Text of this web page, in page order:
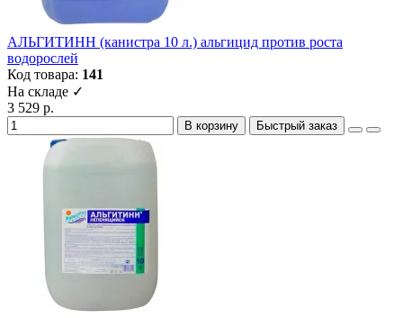
АЛЬГИТИНН (канистра 10 л.) альгицид против роста
водорослей
Код товара: 141
На складе ✓
3 529 р.
В корзину Быстрый заказ